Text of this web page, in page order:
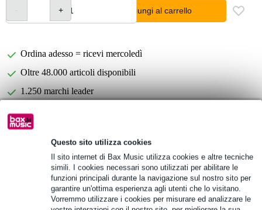
Questo sito utilizza cookies
Il sito internet di Bax Music utilizza cookies e altre tecniche
simili. I cookies necessari sono utilizzati per abilitare le
funzioni principali durante la navigazione sul nostro sito per
garantire un'ottima esperienza agli utenti che lo visitano.
Vorremmo utilizzare i cookies per misurare ed analizzare le
Aggiungi al carrello
Ordina adesso = ricevi mercoledì
Oltre 48.000 articoli disponibili
1.250 marchi leader
vantaggi!
51,20 € di premio
Informazioni sul prodotto
Tascam BD-MP4K